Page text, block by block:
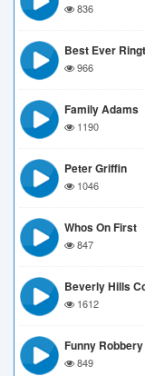
836
Best Ever
966
Family Adams
1190
Peter Griffin
1046
Whos On First
847
Beverly Hills
1612
Funny Robbery
849